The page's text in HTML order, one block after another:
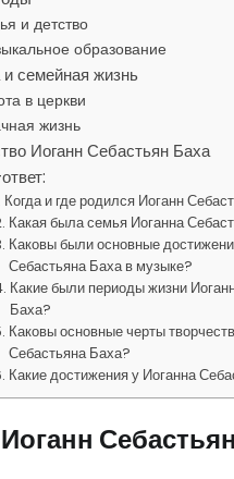
и детство
образование
и семейная жизнь
в церкви
жизнь
Иоганн Себастьян Баха
Когда и где родился Иоганн
Какая была семья Иоганна
Каковы были основные
Себастьяна Баха в музыке?
Какие были периоды жизни
Баха?
Каковы основные черты
Себастьяна Баха?
Какие достижения у Иоганна